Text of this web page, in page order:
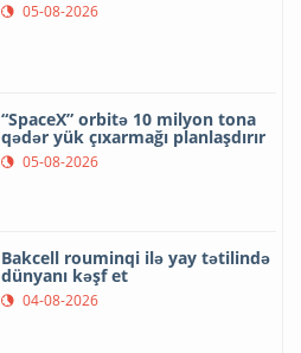
05-08-2026
“SpaceX” orbitə 10 milyon tona
qədər yük çıxarmağı planlaşdırır
05-08-2026
Bakcell rouminqi ilə yay tətilində
dünyanı kəşf et
04-08-2026